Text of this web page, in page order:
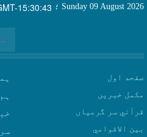
15:30:43 Sunday 09 August 2026 ؛
صفحه اول
مکمل خبریں
قرآني سر گرمياں
بين الاقوامي